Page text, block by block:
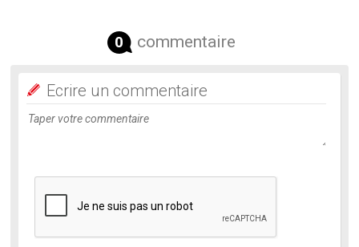
0 commentaire
Ecrire un commentaire